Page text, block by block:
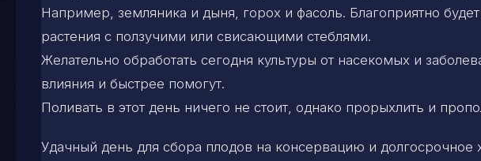
Например, земляника и дыня, горох и фасоль. Благоприятно
растения с ползучими или свисающими стеблями.
Желательно обработать сегодня культуры от насекомых и
влияния и быстрее помогут.
Поливать в этот день ничего не стоит, однако прорыхлить и
Удачный день для сбора плодов на консервацию и